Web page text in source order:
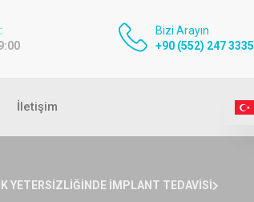
Bizi Arayın
+90 (552) 247 3335
İletişim
YETERSIZLIĞINDE İMPLANT TEDAVISI